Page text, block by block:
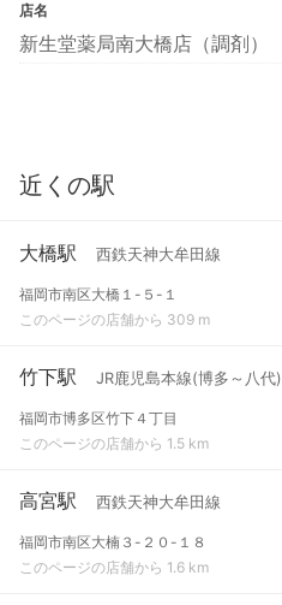
店名
新生堂薬局南大橋店（調剤）
近くの駅
大橋駅 西鉄天神大牟田線
福岡市南区大橋１-５-１
このページの店舗から 309 m
竹下駅 JR鹿児島本線(博多～八代)
福岡市博多区竹下４丁目
このページの店舗から 1.5 km
高宮駅 西鉄天神大牟田線
福岡市南区大楠３-２０-１８
このページの店舗から 1.6 km